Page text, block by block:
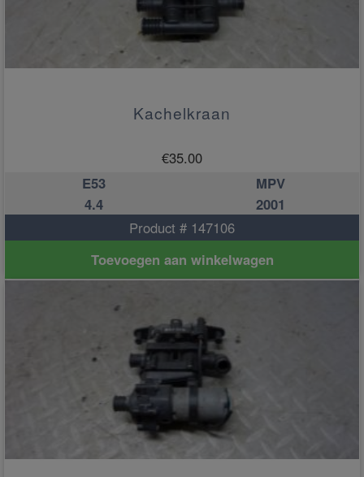
Kachelkraan
€35.00
E53
MPV
4.4
2001
Product # 147106
Toevoegen aan winkelwagen